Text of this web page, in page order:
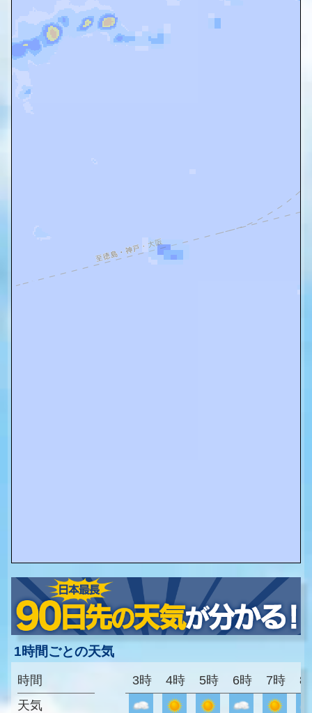
1時間ごとの天気
時間
天気
3時 4時 5時 6時 7時 8